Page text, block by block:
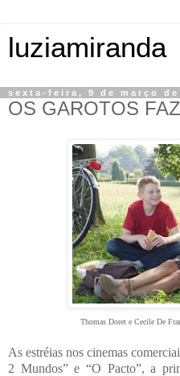
luziamiranda
sexta-feira, 9 de março de
OS GAROTOS
Thomas Doret e Cecile De
As estréias nos cinemas
2 Mundos” e “O Pacto”, a